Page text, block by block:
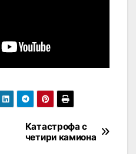
Катастрофа с
четири камиона